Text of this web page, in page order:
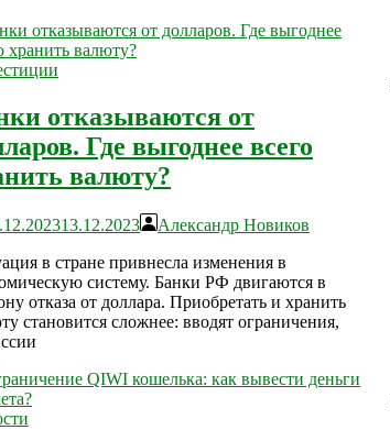
отказываются от
Где выгоднее всего
валюту?
13.12.2023
Александр Новиков
в стране привнесла изменения в
систему. Банки РФ двигаются в
отказа от доллара. Приобретать и хранить
становится сложнее: вводят ограничения,